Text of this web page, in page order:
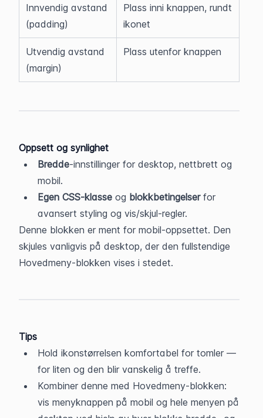
Innvendig avstand
(padding)
Plass inni knappen, rundt
ikonet
Utvendig avstand
(margin)
Plass utenfor knappen
Oppsett og synlighet
Bredde-innstillinger for desktop, nettbrett og
mobil.
Egen CSS-klasse og blokkbetingelser for
avansert styling og vis/skjul-regler.
Denne blokken er ment for mobil-oppsettet. Den
skjules vanligvis på desktop, der den fullstendige
Hovedmeny-blokken vises i stedet.
Tips
Hold ikonstørrelsen komfortabel for tomler —
for liten og den blir vanskelig å treffe.
Kombiner denne med Hovedmeny-blokken:
vis menyknappen på mobil og hele menyen på